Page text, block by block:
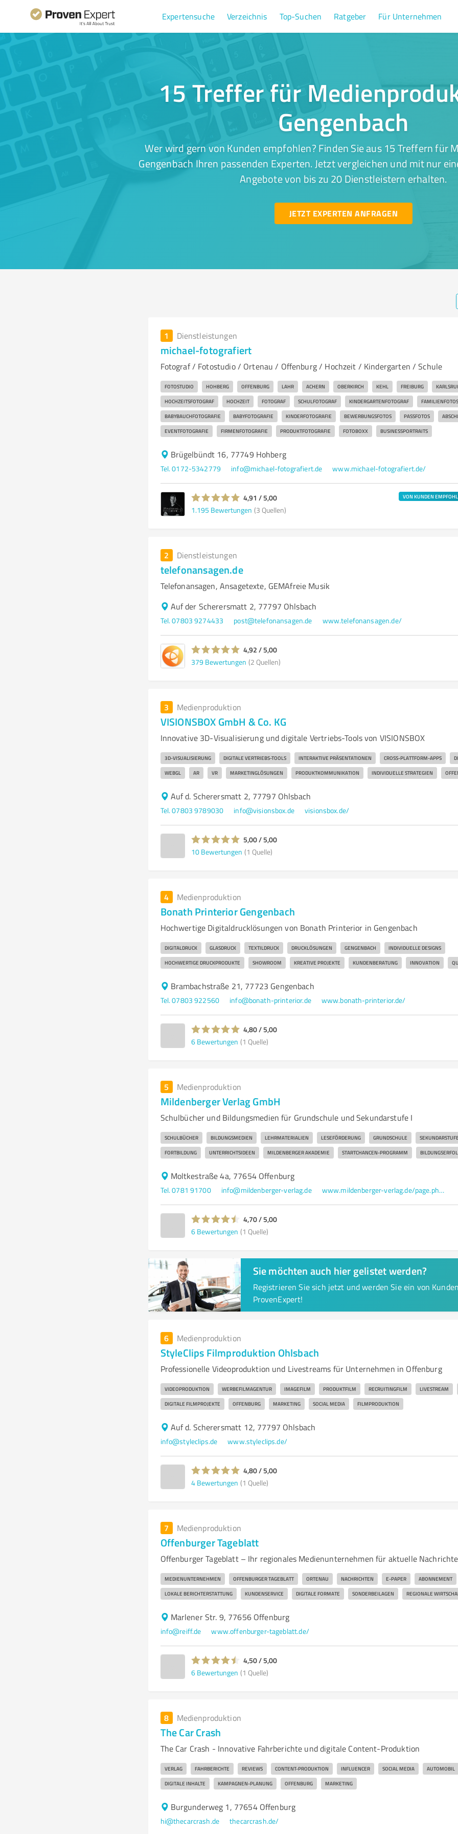
Expertensuche Verzeichnis Top-Suchen Ratgeber Für Unternehmen
15 Treffer für
Gengenbach
Wer wird gern von Kunden empfohlen? Finden Sie aus 15 Treffern für
Gengenbach Ihren passenden Experten. Jetzt vergleichen und mit nur
Angebote von bis zu 20 Dienstleistern erhalten.
JETZT EXPERTEN ANFRAGEN
1 Dienstleistungen
michael-fotografiert
Fotograf / Fotostudio / Ortenau / Offenburg / Hochzeit / Kindergarten / Schule
FOTOSTUDIO HOHBERG OFFENBURG LAHR ACHERN OBERKIRCH KEHL FREIBURG
HOCHZEITSFOTOGRAF HOCHZEIT FOTOGRAF SCHULFOTOGRAF KINDERGARTENFOTOGRAF FAMILIENFOTOS
BABYBAUCHFOTOGRAFIE BABYFOTOGRAFIE KINDERFOTOGRAFIE BEWERBUNGSFOTOS PASSFOTOS
EVENTFOTOGRAFIE FIRMENFOTOGRAFIE PRODUKTFOTOGRAFIE FOTOBOXX BUSINESSPORTRAITS
Brügelbündt 16, 77749 Hohberg
Tel. 0172-5342779 info@michael-fotografiert.de www.michael-fotografiert.de/
4,91 / 5,00
1.195 Bewertungen (3 Quellen)
VON KUNDEN
2 Dienstleistungen
telefonansagen.de
Telefonansagen, Ansagetexte, GEMAfreie Musik
Auf der Scherersmatt 2, 77797 Ohlsbach
Tel. 07803 9274433 post@telefonansagen.de www.telefonansagen.de/
4,92 / 5,00
379 Bewertungen (2 Quellen)
3 Medienproduktion
VISIONSBOX GmbH & Co. KG
Innovative 3D-Visualisierung und digitale Vertriebs-Tools von VISIONSBOX
3D-VISUALISIERUNG DIGITALE VERTRIEBS-TOOLS INTERAKTIVE PRÄSENTATIONEN CROSS-PLATTFORM-APPS
WEBGL AR VR MARKETINGLÖSUNGEN PRODUKTKOMMUNIKATION INDIVIDUELLE STRATEGIEN
Auf d. Scherersmatt 2, 77797 Ohlsbach
Tel. 07803 9789030 info@visionsbox.de visionsbox.de/
5,00 / 5,00
10 Bewertungen (1 Quelle)
4 Medienproduktion
Bonath Printerior Gengenbach
Hochwertige Digitaldrucklösungen von Bonath Printerior in Gengenbach
DIGITALDRUCK GLASDRUCK TEXTILDRUCK DRUCKLÖSUNGEN GENGENBACH INDIVIDUELLE DESIGNS
HOCHWERTIGE DRUCKPRODUKTE SHOWROOM KREATIVE PROJEKTE KUNDENBERATUNG INNOVATION
Brambachstraße 21, 77723 Gengenbach
Tel. 07803 922560 info@bonath-printerior.de www.bonath-printerior.de/
4,80 / 5,00
6 Bewertungen (1 Quelle)
5 Medienproduktion
Mildenberger Verlag GmbH
Schulbücher und Bildungsmedien für Grundschule und Sekundarstufe I
SCHULBÜCHER BILDUNGSMEDIEN LEHRMATERIALIEN LESEFÖRDERUNG GRUNDSCHULE SEKUNDARSTUFE
FORTBILDUNG UNTERRICHTSIDEEN MILDENBERGER AKADEMIE STARTCHANCEN-PROGRAMM
Moltkestraße 4a, 77654 Offenburg
Tel. 0781 91700 info@mildenberger-verlag.de www.mildenberger-verlag.de/page.php?modul=GoShopping
4,70 / 5,00
6 Bewertungen (1 Quelle)
Sie möchten auch hier gelistet werden?
Registrieren Sie sich jetzt und werden Sie ein von
ProvenExpert!
6 Medienproduktion
StyleClips Filmproduktion Ohlsbach
Professionelle Videoproduktion und Livestreams für Unternehmen in Offenburg
VIDEOPRODUKTION WERBEFILMAGENTUR IMAGEFILM PRODUKTFILM RECRUITINGFILM LIVESTREAM
DIGITALE FILMPROJEKTE OFFENBURG MARKETING SOCIAL MEDIA FILMPRODUKTION
Auf d. Scherersmatt 12, 77797 Ohlsbach
info@styleclips.de www.styleclips.de/
4,80 / 5,00
4 Bewertungen (1 Quelle)
7 Medienproduktion
Offenburger Tageblatt
Offenburger Tageblatt – Ihr regionales Medienunternehmen für aktuelle Nachrichte
MEDIENUNTERNEHMEN OFFENBURGER TAGEBLATT ORTENAU NACHRICHTEN E-PAPER ABONNEMENT
LOKALE BERICHTERSTATTUNG KUNDENSERVICE DIGITALE FORMATE SONDERBEILAGEN REGIONALE
Marlener Str. 9, 77656 Offenburg
info@reiff.de www.offenburger-tageblatt.de/
4,50 / 5,00
6 Bewertungen (1 Quelle)
8 Medienproduktion
The Car Crash
The Car Crash - Innovative Fahrberichte und digitale Content-Produktion
VERLAG FAHRBERICHTE REVIEWS CONTENT-PRODUKTION INFLUENCER SOCIAL MEDIA AUTOMOBIL
DIGITALE INHALTE KAMPAGNEN-PLANUNG OFFENBURG MARKETING
Burgunderweg 1, 77654 Offenburg
hi@thecarcrash.de thecarcrash.de/